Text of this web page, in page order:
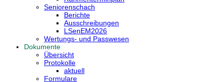
Seniorenschach
Berichte
Ausschreibungen
LSenEM2026
Wertungs- und Passwesen
Dokumente
Übersicht
Protokolle
aktuell
Formulare